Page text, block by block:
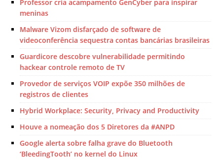
Professor cria acampamento GenCyber para inspirar
meninas
Malware Vizom disfarçado de software de
videoconferência sequestra contas bancárias brasileiras
Guardicore descobre vulnerabilidade permitindo
hackear controle remoto de TV
Provedor de serviços VOIP expõe 350 milhões de
registros de clientes
Hybrid Workplace: Security, Privacy and Productivity
Houve a nomeação dos 5 Diretores da #ANPD
Google alerta sobre falha grave do Bluetooth
‘BleedingTooth’ no kernel do Linux